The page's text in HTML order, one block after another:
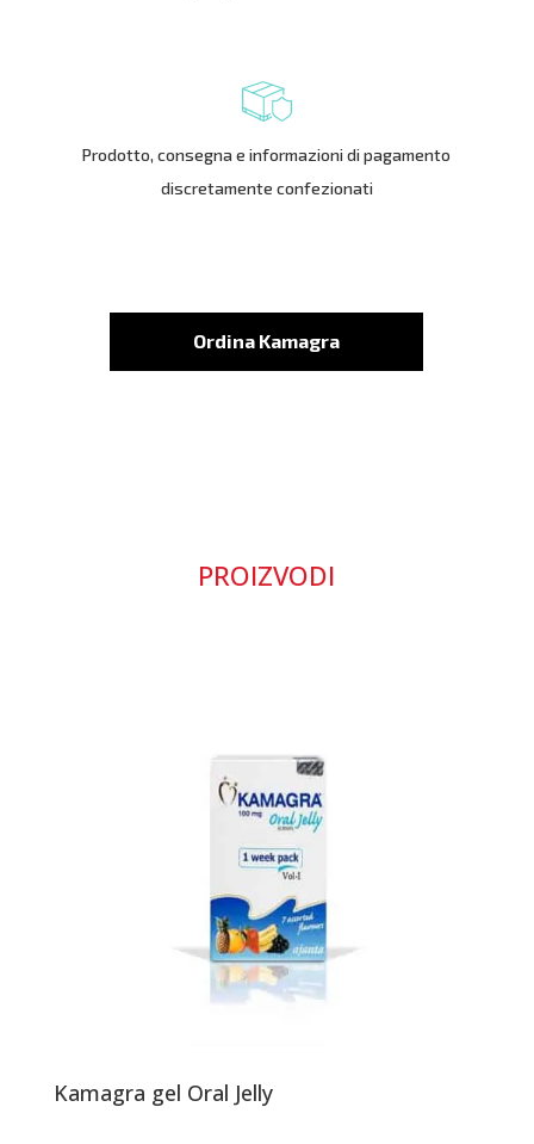
Prodotto, consegna e informazioni di pagamento
discretamente confezionati
Ordina Kamagra
PROIZVODI
Kamagra gel Oral Jelly